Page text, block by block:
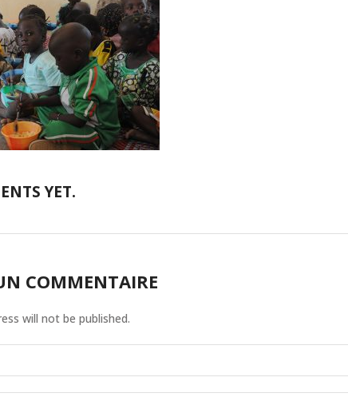
YET.
COMMENTAIRE
will not be published.